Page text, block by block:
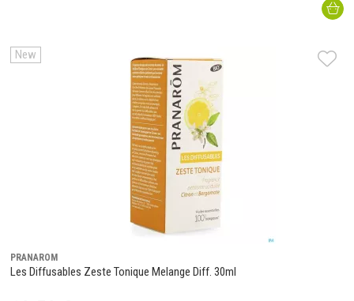
New
PRANAROM
Les Diffusables Zeste Tonique Melange Diff. 30ml